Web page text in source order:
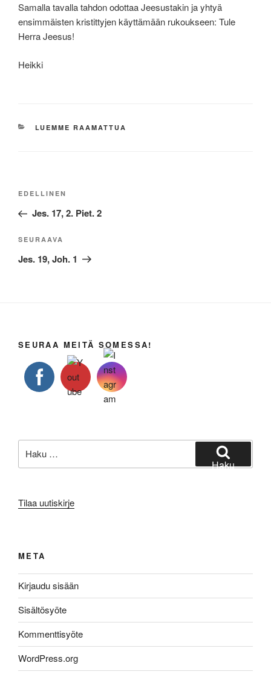
Samalla tavalla tahdon odottaa Jeesustakin ja yhtyä
ensimmäisten kristittyjen käyttämään rukoukseen: Tule
Herra Jeesus!
Heikki
KATEGORIAT
LUEMME RAAMATTUA
Artikkelien
Edellinen
artikkeli
EDELLINEN
Jes. 17, 2. Piet. 2
Seuraava
artikkeli
SEURAAVA
Jes. 19, Joh. 1
SEURAA MEITÄ SOMESSA!
Haku
Tilaa uutiskirje
META
Kirjaudu sisään
Sisältösyöte
Kommenttisyöte
WordPress.org